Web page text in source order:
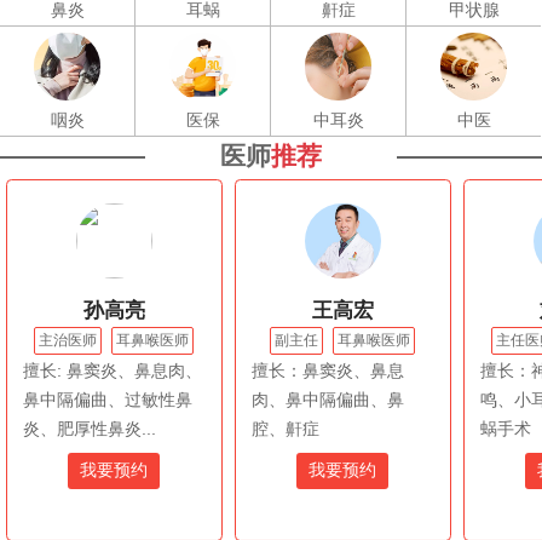
鼻炎 耳蜗 鼾症 甲状腺
咽炎 医保 中耳炎 中医
医师推荐
孙高亮
主治医师 耳鼻喉医师
擅长: 鼻窦炎、鼻息肉、
鼻中隔偏曲、过敏性鼻
炎、肥厚性鼻炎...
我要预约
王高宏
副主任 耳鼻喉医师
擅长：鼻窦炎、鼻息
肉、鼻中隔偏曲、鼻
腔、鼾症
我要预约
主任
擅长：
鸣、小
蜗手术